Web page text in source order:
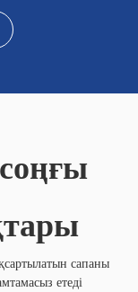
сапаны
етеді